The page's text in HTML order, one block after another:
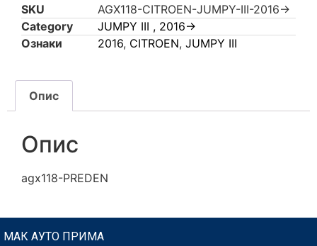
SKU
AGX118-CITROEN-JUMPY-III-2016->
Category
JUMPY III , 2016->
Ознаки
2016, CITROEN, JUMPY III
Опис
Опис
agx118-PREDEN
МАК АУТО ПРИМА